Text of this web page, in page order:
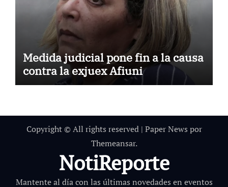
Medida judicial pone fin a la causa
contra la exjuex Afiuni
Copyright © All rights reserved | Paper News por
Themeansar.
NotiReporte
Mantente al día con las últimas novedades en eventos